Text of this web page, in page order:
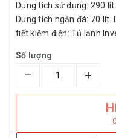
Dung tích sử dụng: 290
Dung tích ngăn đá: 70
tiết kiệm điện: Tủ lạnh
Số lượng
– +